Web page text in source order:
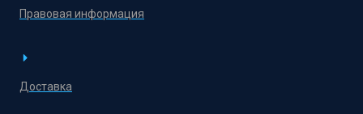
Правовая информация
Доставка